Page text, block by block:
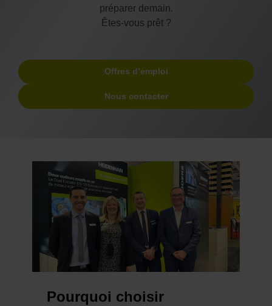
préparer demain.
Êtes-vous prêt ?
Offres d’emploi
Nous contacter
Pourquoi choisir